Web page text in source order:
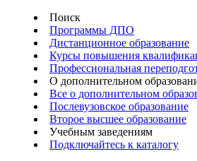
Поиск
Программы ДПО
Дистанционное образование
Курсы повышения
Профессиональная
О дополнительном
Все о дополнительном
Послевузовское образование
Второе высшее образование
Учебным заведениям
Подключайтесь к каталогу